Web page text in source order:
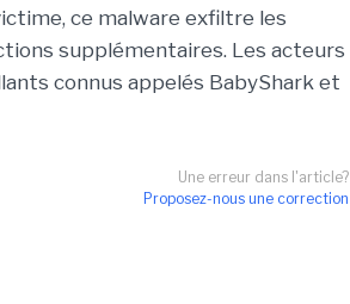
ce malware exfiltre les
supplémentaires. Les acteurs
connus appelés BabyShark et
Une erreur dans l'article?
Proposez-nous une correction